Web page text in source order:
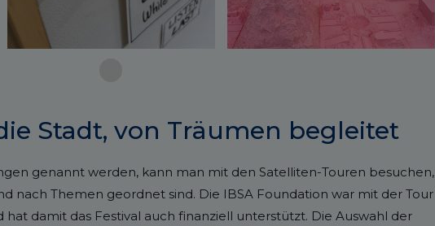
Stadt, von Träumen begleitet
genannt werden, kann man mit den Satelliten-Touren besuchen,
nach Themen geordnet sind. Die IBSA Foundation war mit der Tour
hat damit das Festival auch finanziell unterstützt. Die Auswahl der